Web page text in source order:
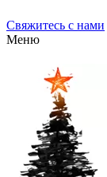
Свяжитесь с нами
Меню